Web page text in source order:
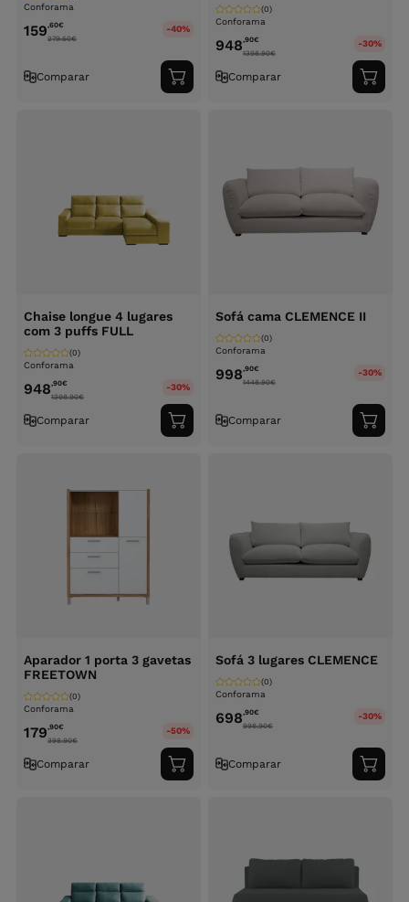
Conforama
159,60€
279.60€
-40%
Comparar
Adicionar
ao
Conforama
(0)
948,90€
1398.90€
-30%
Comparar
ao
Chaise longue 4 lugares
com 3 puffs FULL
Conforama
(0)
948,90€
1398.90€
-30%
Comparar
Adicionar
ao
Sofá cama CLEMENCE II
Conforama
(0)
998,90€
1448.90€
-30%
Comparar
ao
Aparador 1 porta 3 gavetas
FREETOWN
Conforama
(0)
179,90€
398.90€
-50%
Comparar
Adicionar
ao
Sofá 3 lugares CLEMENCE
Conforama
(0)
698,90€
998.90€
-30%
Comparar
ao